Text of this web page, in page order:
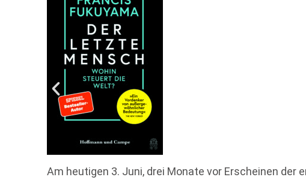
Am heutigen 3. Juni, drei Monate vor Erscheinen